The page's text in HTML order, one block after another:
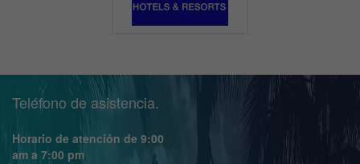
Teléfono de asistencia.
Horario de atención de 9:00
am a 7:00 pm